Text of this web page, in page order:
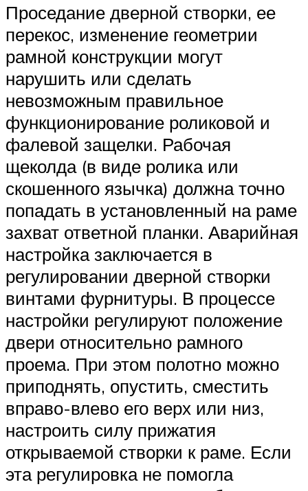
Проседание дверной створки, ее
перекос, изменение геометрии
рамной конструкции могут
нарушить или сделать
невозможным правильное
функционирование роликовой и
фалевой защелки. Рабочая
щеколда (в виде ролика или
скошенного язычка) должна точно
попадать в установленный на раме
захват ответной планки. Аварийная
настройка заключается в
регулировании дверной створки
винтами фурнитуры. В процессе
настройки регулируют положение
двери относительно рамного
проема. При этом полотно можно
приподнять, опустить, сместить
вправо-влево его верх или низ,
настроить силу прижатия
открываемой створки к раме. Если
эта регулировка не помогла